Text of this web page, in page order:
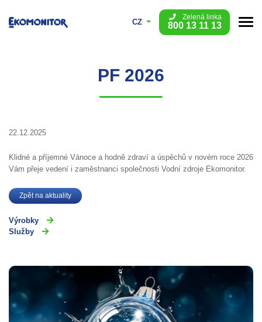
CZ
Zelená linka
800 13 11 13
PF 2026
22.12.2025
Klidné a příjemné Vánoce a hodně zdraví a úspěchů v novém roce 2026
Vám přeje vedení i zaměstnanci společnosti Vodní zdroje Ekomonitor.
Zpět na aktuality
Výrobky
Služby